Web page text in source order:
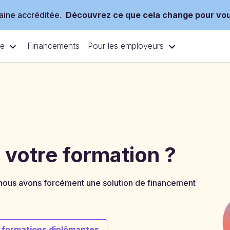
accréditée. Découvrez ce que cela change pour
Financements Pour les employeurs
formation ?
avons forcément une solution de financement